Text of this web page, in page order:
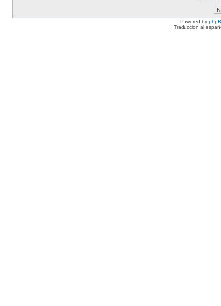
Powered by
Traducción al